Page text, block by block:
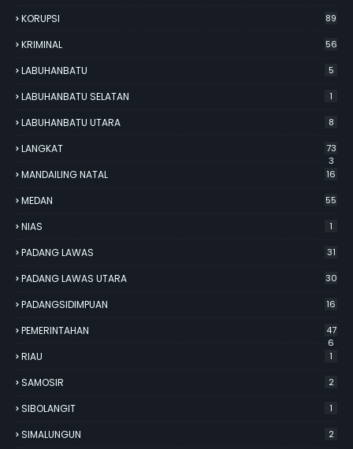
KORUPSI 89
KRIMINAL 56
LABUHANBATU 5
LABUHANBATU SELATAN 1
LABUHANBATU UTARA 8
LANGKAT
73
3
MANDAILING NATAL 16
MEDAN 55
NIAS 1
PADANG LAWAS 31
PADANG LAWAS UTARA 30
PADANGSIDIMPUAN 16
PEMERINTAHAN
47
6
RIAU 1
SAMOSIR 2
SIBOLANGIT 1
SIMALUNGUN 2